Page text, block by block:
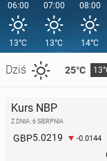
06:00
13°C
Dziś 25°C
07:00
13°C
08:00
14°C
Kurs NBP
Z DNIA: 6 SIERPNIA
GBP5.0219 -0.0144